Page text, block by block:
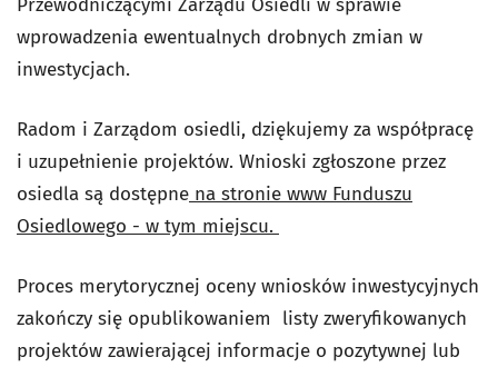
Przewodniczącymi Zarządu Osiedli w sprawie
wprowadzenia ewentualnych drobnych zmian w
inwestycjach.
Radom i Zarządom osiedli, dziękujemy za współpracę
i uzupełnienie projektów. Wnioski zgłoszone przez
osiedla są dostępne na stronie www Funduszu
Osiedlowego - w tym miejscu.
Proces merytorycznej oceny wniosków inwestycyjnych
zakończy się opublikowaniem listy zweryfikowanych
projektów zawierającej informacje o pozytywnej lub